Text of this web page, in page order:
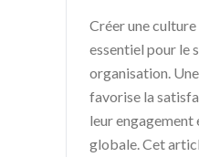
Créer une
essentiel pour le
organisation.
favorise la
leur
globale. Cet